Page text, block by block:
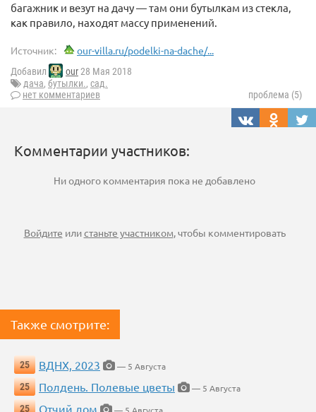
багажник и везут на дачу — там они бутылкам из стекла,
как правило, находят массу применений.
Источник: our-villa.ru/podelki-na-dache/...
Добавил our28 Мая 2018
дача, бутылки., сад.
нет комментариев
проблема (5)
Комментарии участников:
Ни одного комментария пока не добавлено
Войдите илистаньте участником, чтобы комментировать
Также смотрите:
25 ВДНХ, 2023
— 5 Августа
25
Полдень. Полевые цветы
— 5 Августа
25
Отчий дом